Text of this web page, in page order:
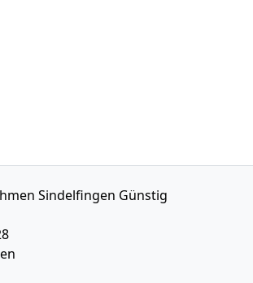
Sindelfingen Günstig